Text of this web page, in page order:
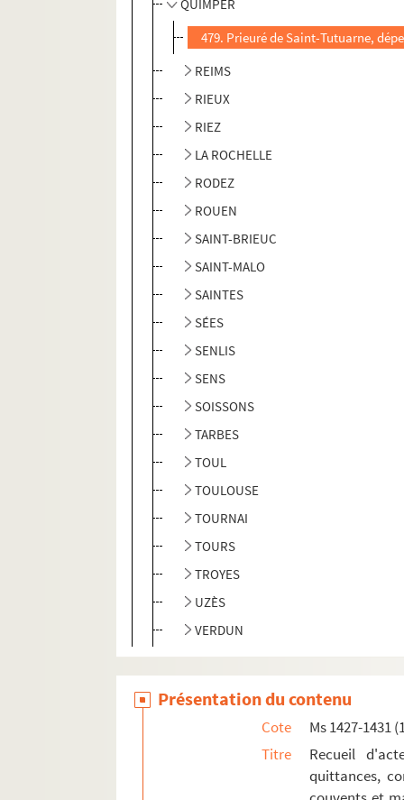
QUIMPER
479. Prieuré de Saint-Tutuarne,
REIMS
RIEUX
RIEZ
LA ROCHELLE
RODEZ
ROUEN
SAINT-BRIEUC
SAINT-MALO
SAINTES
SÉES
SENLIS
SENS
SOISSONS
TARBES
TOUL
TOULOUSE
TOURNAI
TOURS
TROYES
UZÈS
VERDUN
Ms 1433 (1298). Antonii Andreae
Ms 1434 (1299). Bartholomaei de Sancto
Ms 1435 (1300). Bartholomaei de Sancto
Ms 1436 (1301). S. Thomae de Aquino
Présentation du contenu
Cote
Ms 1427-1431
Titre
Recueil
quittances,